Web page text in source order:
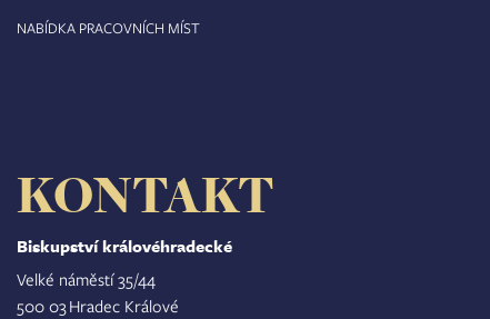
NABÍDKA PRACOVNÍCH MÍST
KONTAKT
Biskupství královéhradecké
Velké náměstí 35/44
500 03 Hradec Králové